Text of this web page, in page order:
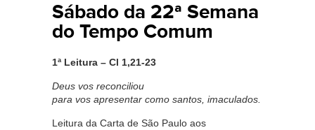
Sábado da 22ª Semana
do Tempo Comum
1ª Leitura – Cl 1,21-23
Deus vos reconciliou
para vos apresentar como santos, imaculados.
Leitura da Carta de São Paulo aos